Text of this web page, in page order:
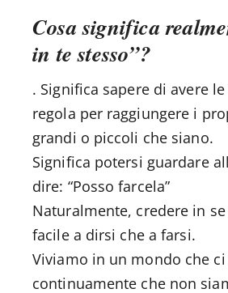
Cosa significa
in te stesso”?
. Significa sapere di avere
regola per raggiungere i
grandi o piccoli che siano.
Significa potersi guardare
dire: “Posso farcela”
Naturalmente, credere in
facile a dirsi che a farsi.
Viviamo in un mondo che
continuamente che non